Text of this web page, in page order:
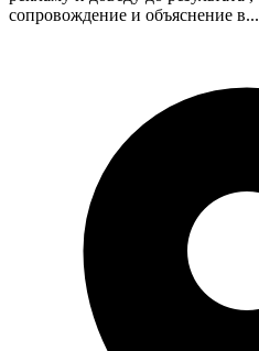
сопровождение и объяснение в...